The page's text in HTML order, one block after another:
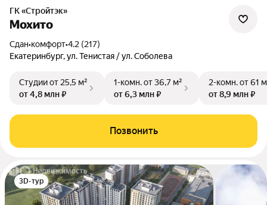
ГК «Стройтэк»
Мохито
Сдан•комфорт•4.2 (217)
Екатеринбург, ул. Тенистая / ул. Соболева
Студииот 25,5 м²
от 4,8 млн ₽
1-комн.от 36,7 м²
от 6,3 млн ₽
2-комн.от 61
от 8,9 млн ₽
Позвонить
3D-тур